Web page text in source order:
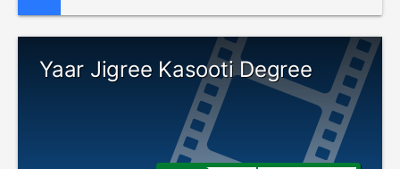
Yaar Jigree Kasooti Degree